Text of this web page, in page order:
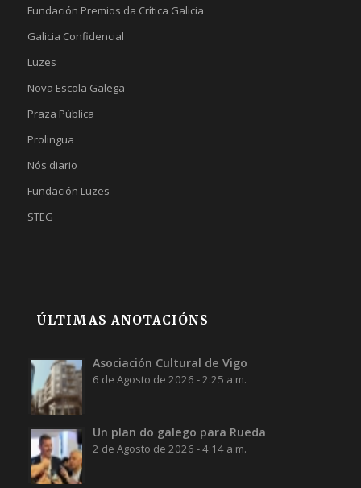
Fundación Premios da Crítica Galicia
Galicia Confidencial
Luzes
Nova Escola Galega
Praza Pública
Prolingua
Nós diario
Fundación Luzes
STEG
ÚLTIMAS ANOTACIÓNS
Asociación Cultural de Vigo
6 de Agosto de 2026 - 2:25 a.m.
Un plan do galego para Rueda
2 de Agosto de 2026 - 4:14 a.m.